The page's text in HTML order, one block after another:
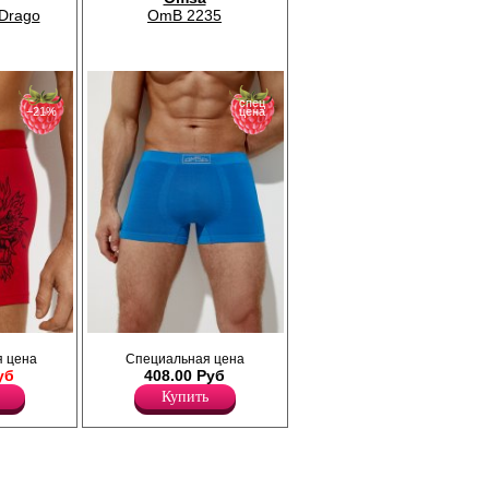
−21%
цена
OmB 2235
силуэта, бесшовные, однотонные. Имеют
среднюю посадку, мягкую и эластичную
резинку по талии с фирменным логотипом.
Изготовлены из высококачественной
вискозы, которая хорошо пропускает
спец
цена
Специальная цена
408.00 Руб
Купить